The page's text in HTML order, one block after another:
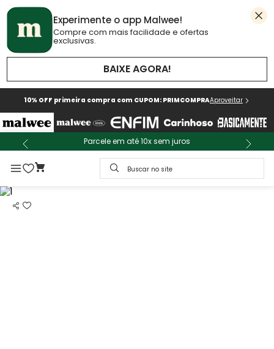
Experimente o app Malwee!
Compre com mais facilidade e ofertas
exclusivas.
BAIXE AGORA!
10% OFF primeira compra com CUPOM: PRIMCOMPRAAproveitar
Parcele em até 10x sem juros
Buscar no site